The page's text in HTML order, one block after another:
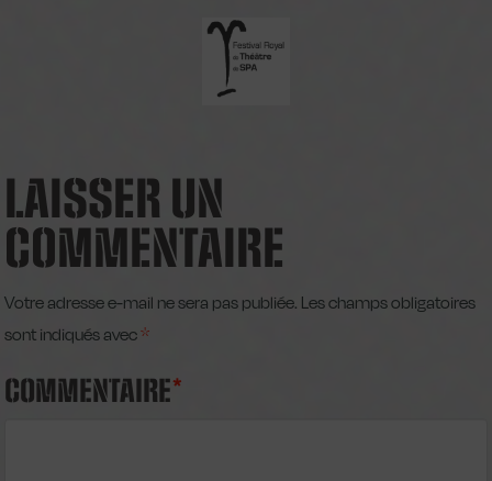
LAISSER UN
COMMENTAIRE
Votre adresse e-mail ne sera pas publiée. Les champs obligatoires
sont indiqués avec*
COMMENTAIRE*